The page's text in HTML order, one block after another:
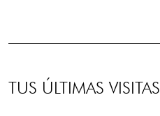
TUS ÚLTIMAS VISITAS